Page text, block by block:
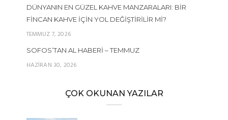
DÜNYANIN EN GÜZEL KAHVE MANZARALARI: BIR
FINCAN KAHVE İÇIN YOL DEĞIŞTIRILIR MI?
TEMMUZ 7, 2026
SOFOS’TAN AL HABERI – TEMMUZ
HAZIRAN 30, 2026
ÇOK OKUNAN YAZILAR